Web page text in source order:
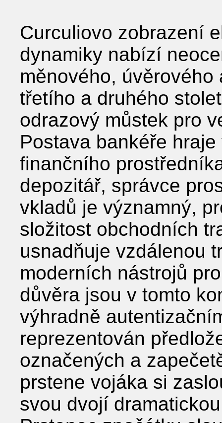
Curculiovo zobrazení
dynamiky nabízí
měnového,
třetího a druhého
odrazový můstek pro
Postava bankéře
finančního
depozitář, správce
vkladů je významný,
složitost obchodních
usnadňuje vzdálenou
moderních nástrojů
důvěra jsou v tomto
výhradně
reprezentován
označených a
prstene vojáka si
svou dvojí